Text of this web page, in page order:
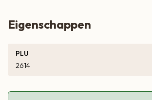
Eigenschappen
PLU
2614